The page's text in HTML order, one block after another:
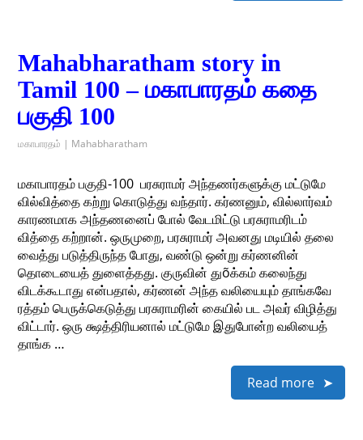
Mahabharatham story in
Tamil 100 – மகாபாரதம் கதை
பகுதி 100
மகாபாரதம் | Mahabharatham
மகாபாரதம் பகுதி-100 ​ பரசுராமர் அந்தணர்களுக்கு மட்டுமே
வில்வித்தை கற்று கொடுத்து வந்தார். கர்ணனும், வில்லார்வம்
காரணமாக அந்தணனைப் போல் வேடமிட்டு பரசுராமரிடம்
வித்தை கற்றான். ஒருமுறை, பரசுராமர் அவனது மடியில் தலை
வைத்து படுத்திருந்த போது, வண்டு ஒன்று கர்ணனின்
தொடையைத் துளைத்தது. குருவின் துõக்கம் கலைந்து
விடக்கூடாது என்பதால், கர்ணன் அந்த வலியையும் தாங்கவே
ரத்தம் பெருக்கெடுத்து பரசுராமரின் கையில் பட அவர் விழித்து
விட்டார். ஒரு க்ஷத்திரியனால் மட்டுமே இதுபோன்ற வலியைத்
தாங்க …
Read more